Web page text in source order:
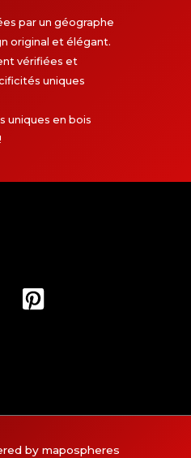
par un géographe
original et élégant.
vérifiées et
uniques
uniques en bois
by mapospheres